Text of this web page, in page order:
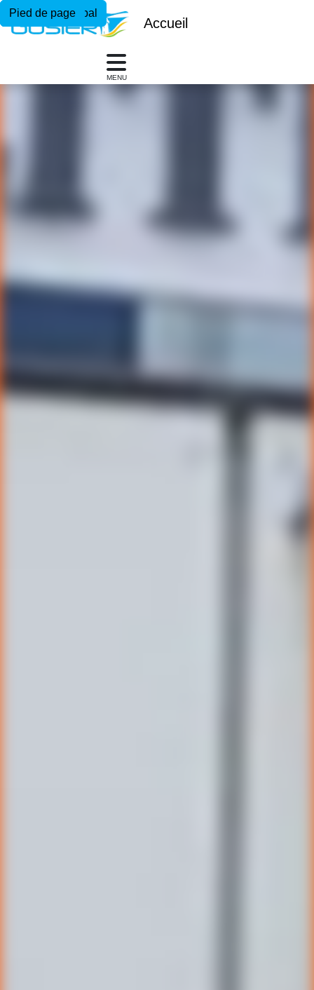
Menu principal
Contenu principal
Pied de page
Accueil
MENU